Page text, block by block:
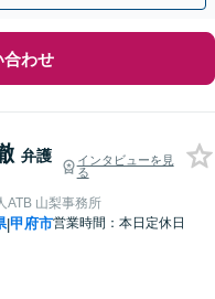
合わせ
弁護
インタビューを見
る
ATB 山梨事務所
|甲府市営業時間：本日定休日